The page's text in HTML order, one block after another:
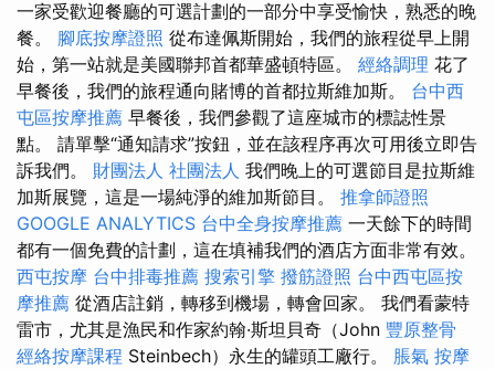
一家受歡迎餐廳的可選計劃的一部分中享受愉快，熟悉的晚
餐。 腳底按摩證照 從布達佩斯開始，我們的旅程從早上開
始，第一站就是美國聯邦首都華盛頓特區。 經絡調理 花了
早餐後，我們的旅程通向賭博的首都拉斯維加斯。 台中西
屯區按摩推薦 早餐後，我們參觀了這座城市的標誌性景
點。 請單擊“通知請求”按鈕，並在該程序再次可用後立即告
訴我們。 財團法人 社團法人 我們晚上的可選節目是拉斯維
加斯展覽，這是一場純淨的維加斯節目。 推拿師證照
GOOGLE ANALYTICS 台中全身按摩推薦 一天餘下的時間
都有一個免費的計劃，這在填補我們的酒店方面非常有效。
西屯按摩 台中排毒推薦 搜索引擎 撥筋證照 台中西屯區按
摩推薦 從酒店註銷，轉移到機場，轉會回家。 我們看蒙特
雷市，尤其是漁民和作家約翰·斯坦貝奇（John 豐原整骨
經絡按摩課程 Steinbech）永生的罐頭工廠行。 脹氣 按摩